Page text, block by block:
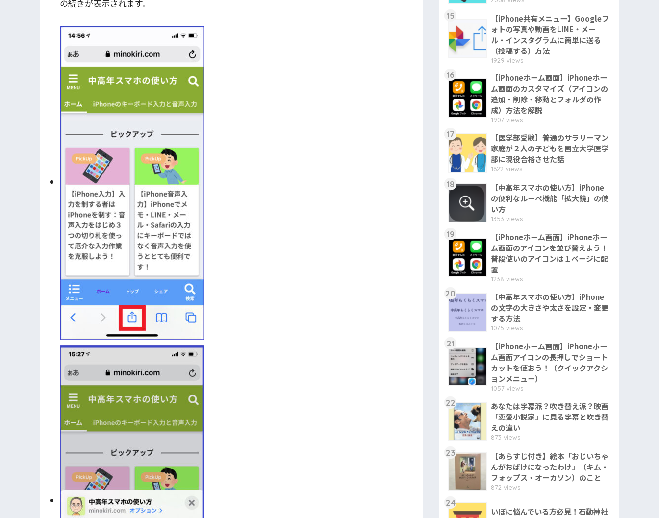
の続きが表示されます。
15
【iPhone共有メニュー】Googleフ
ォトの写真や動画をLINE・メー
ル・インスタグラムに簡単に送る
（投稿する）方法
1929 views
16
【iPhoneホーム画面】iPhoneホー
ム画面のカスタマイズ（アイコンの
追加・削除・移動とフォルダの作
成）方法を解説
1907 views
17
【医学部受験】普通のサラリーマン
家庭が２人の子どもを国立大学医学
部に現役合格させた話
1622 views
18
【中高年スマホの使い方】iPhone
の便利なルーペ機能「拡大鏡」の使
い方
1353 views
19
【iPhoneホーム画面】iPhoneホー
ム画面のアイコンを並び替えよう！
普段使いのアイコンは１ページに配
置
1238 views
20
【中高年スマホの使い方】iPhone
の文字の大きさや太さを設定・変更
する方法
1075 views
21
【iPhoneホーム画面】iPhoneホー
ム画面アイコンの長押しでショート
カットを使おう！（クイックアクシ
ョンメニュー）
1057 views
22
あなたは字幕派？吹き替え派？映画
「恋愛小説家」に見る字幕と吹き替
えの違い
873 views
23
【あらすじ付き】絵本「おじいちゃ
んがおばけになったわけ」（キム・
フォップス・オーカソン）のこと
872 views
24
いぼに悩んでいる方必見！石動神社